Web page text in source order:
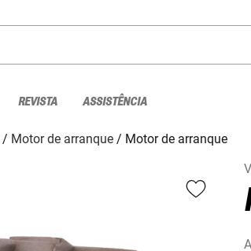
REVISTA ASSISTÊNCIA
Motor de arranque
Motor de arranque